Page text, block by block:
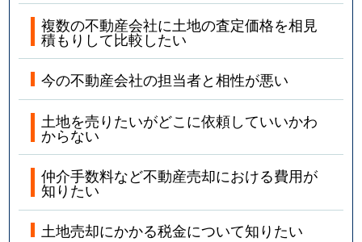
複数の不動産会社に土地の査定価格を相見
積もりして比較したい
今の不動産会社の担当者と相性が悪い
土地を売りたいがどこに依頼していいかわ
からない
仲介手数料など不動産売却における費用が
知りたい
土地売却にかかる税金について知りたい